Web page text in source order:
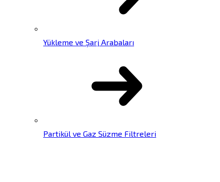
Yükleme ve Şarj Arabaları
Partikül ve Gaz Süzme Filtreleri